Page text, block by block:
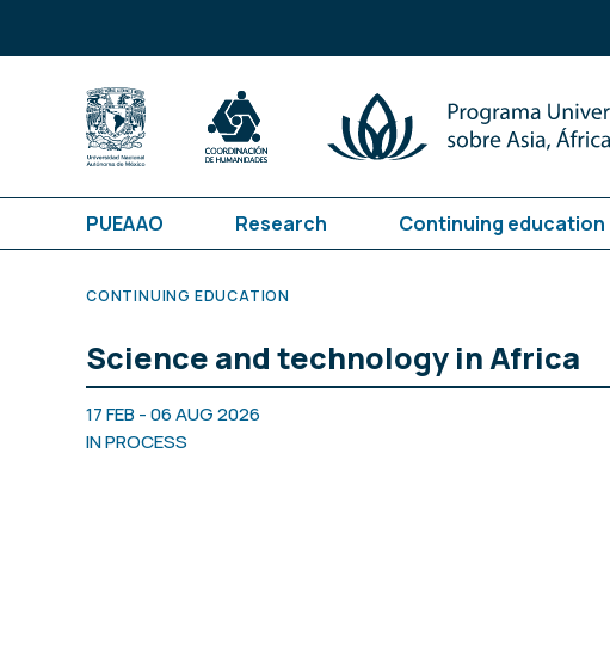
PUEAAO Research Continuing education
CONTINUING EDUCATION
Science and technology in Africa
17 FEB - 06 AUG 2026
IN PROCESS